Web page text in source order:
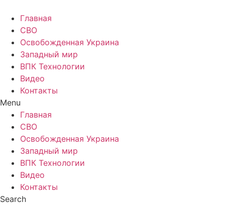
Главная
СВО
Освобожденная Украина
Западный мир
ВПК Технологии
Видео
Контакты
Menu
Главная
СВО
Освобожденная Украина
Западный мир
ВПК Технологии
Видео
Контакты
Search